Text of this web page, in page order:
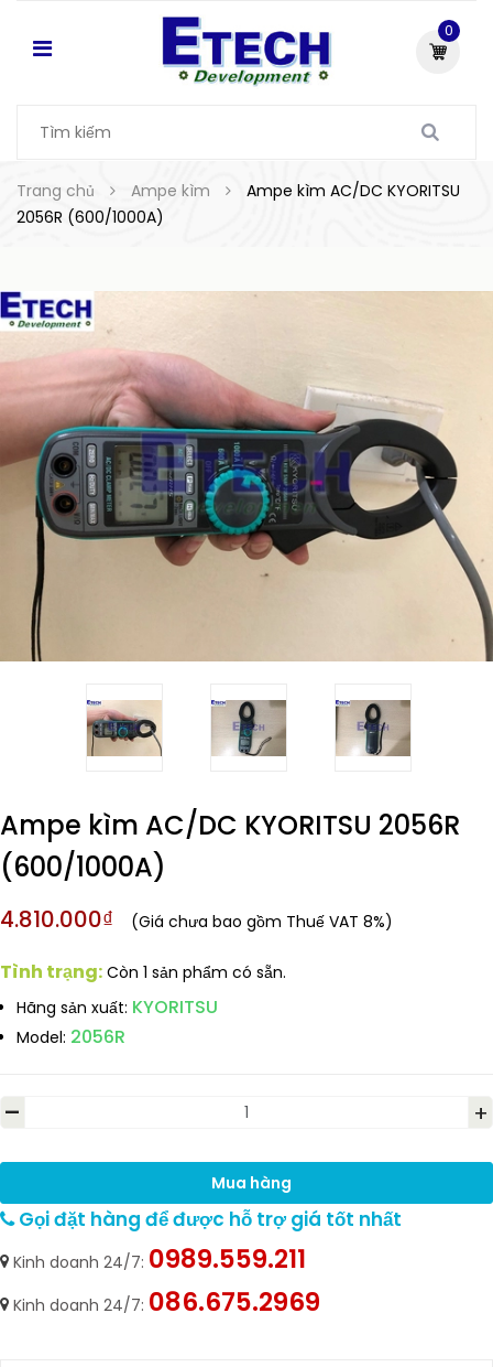
0
Trang chủ Ampe kìm
Ampe kìm AC/DC KYORITSU
2056R (600/1000A)
Ampe kìm AC/DC KYORITSU 2056R
(600/1000A)
4.810.000₫ (Giá chưa bao gồm Thuế VAT 8%)
Tình trạng: Còn 1 sản phẩm có sẵn.
Hãng sản xuất: KYORITSU
Model: 2056R
- +
Mua hàng
Gọi đặt hàng để được hỗ trợ giá tốt nhất
Kinh doanh 24/7: 0989.559.211
Kinh doanh 24/7: 086.675.2969